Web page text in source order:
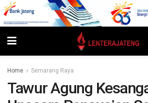
Home Semarang Raya
Tawur Agung